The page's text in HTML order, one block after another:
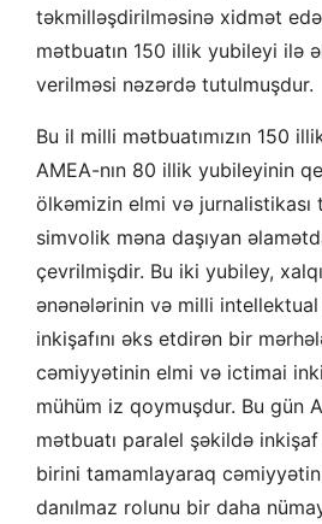
təkmilləşdirilməsinə xidmət
mətbuatın 150 illik yubileyi ilə
verilməsi nəzərdə tutulmuşdur.
Bu il milli mətbuatımızın 150
AMEA-nın 80 illik yubileyinin
ölkəmizin elmi və jurnalistikası
simvolik məna daşıyan
çevrilmişdir. Bu iki yubiley,
ənənələrinin və milli
inkişafını əks etdirən bir
cəmiyyətinin elmi və ictimai
mühüm iz qoymuşdur. Bu gün
mətbuatı paralel şəkildə
birini tamamlayaraq
danılmaz rolunu bir daha